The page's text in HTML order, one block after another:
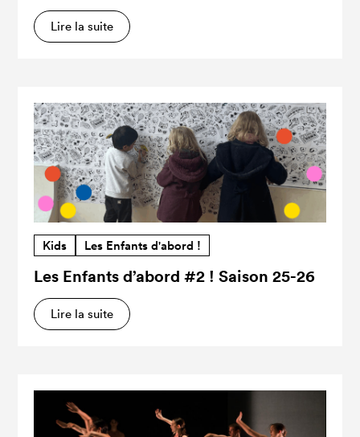
Lire la suite
Kids Les Enfants d'abord !
Les Enfants d’abord #2 ! Saison 25-26
Lire la suite